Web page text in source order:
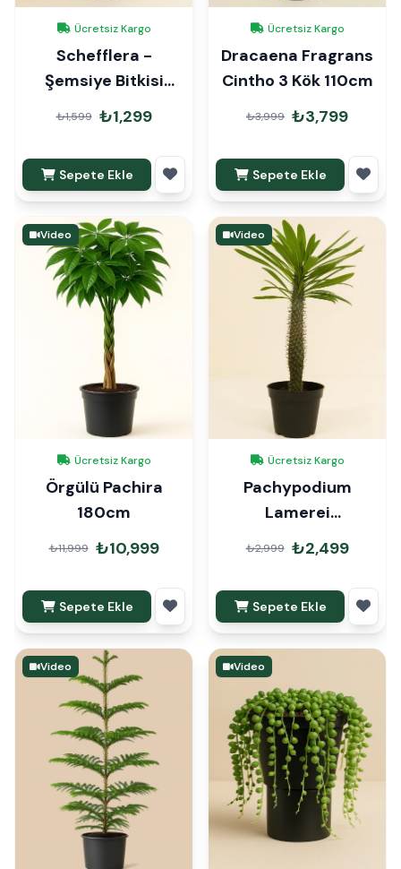
Ücretsiz Kargo
Schefflera -
Şemsiye Bitkisi
120cm
₺1,599 ₺1,299
Sepete Ekle
Ücretsiz Kargo
Dracaena Fragrans
Cintho 3 Kök 110cm
₺3,999 ₺3,799
Sepete Ekle
Video
Ücretsiz Kargo
Örgülü Pachira
180cm
₺11,999 ₺10,999
Sepete Ekle
Video
Ücretsiz Kargo
Pachypodium
Lamerei
Madagaskar
Palmiyesi 100cm
₺2,999 ₺2,499
Sepete Ekle
Video Video